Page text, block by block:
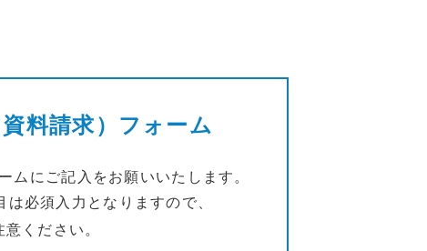
料請求）フォーム
ムにご記入をお願いいたします。
は必須入力となりますので、
意ください。